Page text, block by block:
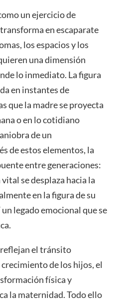
un ejercicio de
en escaparate
los espacios y los
una dimensión
lo inmediato. La figura
en instantes de
que la madre se proyecta
o en lo cotidiano
de un
de estos elementos, la
entre generaciones:
se desplaza hacia la
en la figura de su
legado emocional que se
el tránsito
de los hijos, el
física y
la maternidad. Todo ello